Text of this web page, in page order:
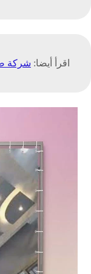
اقرأ أيضا: شركة